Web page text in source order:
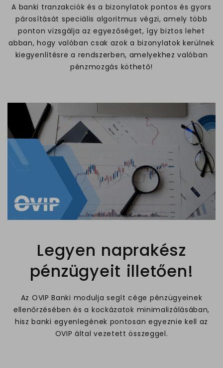
A banki tranzakciók és a bizonylatok pontos és gyors
párosítását speciális algoritmus végzi, amely több
ponton vizsgálja az egyezőséget, így biztos lehet
abban, hogy valóban csak azok a bizonylatok kerülnek
kiegyenlítésre a rendszerben, amelyekhez valóban
pénzmozgás köthető!
Legyen naprakész
pénzügyeit illetően!
Az OVIP Banki modulja segít cége pénzügyeinek
ellenőrzésében és a kockázatok minimalizálásában,
hisz banki egyenlegének pontosan egyeznie kell az
OVIP által vezetett összeggel.